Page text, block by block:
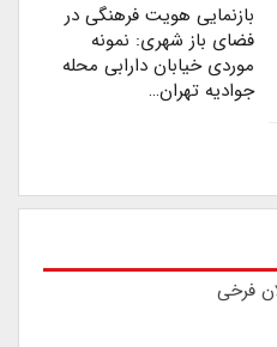
بازنمایی هویت فرهنگی در
فضای باز شهری: نمونه
موردی خیابان دارابی محله
جوادیه تهران…
فرخی